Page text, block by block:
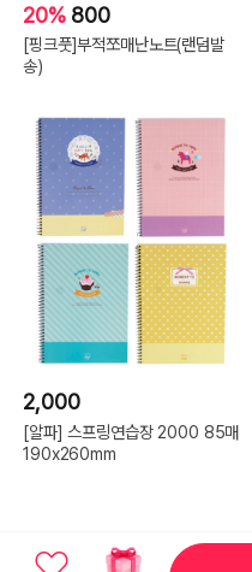
20% 800
[핑크풋]부적쪼매난노트(랜덤발
송)
2,000
[알파] 스프링연습장 2000 85매
190x260mm